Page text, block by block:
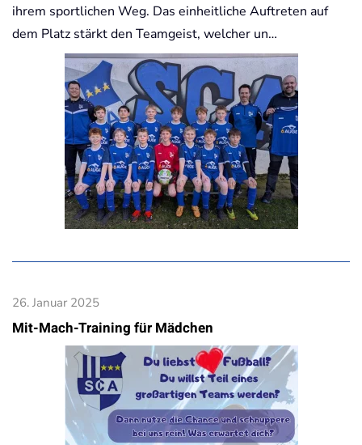
ihrem sportlichen Weg. Das einheitliche Auftreten auf
dem Platz stärkt den Teamgeist, welcher un…
26. Januar 2025
Mit-Mach-Training für Mädchen